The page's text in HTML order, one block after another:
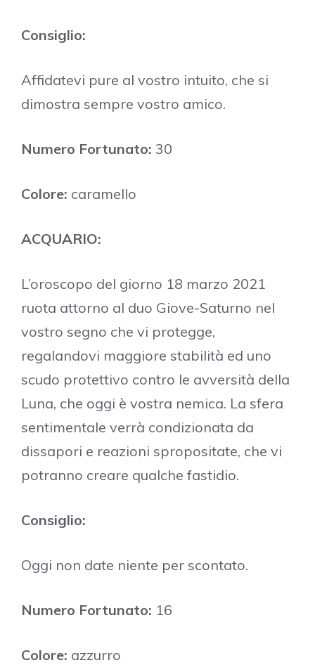
Consiglio:
Affidatevi pure al vostro intuito, che si
dimostra sempre vostro amico.
Numero Fortunato: 30
Colore: caramello
ACQUARIO:
L’oroscopo del giorno 18 marzo 2021
ruota attorno al duo Giove-Saturno nel
vostro segno che vi protegge,
regalandovi maggiore stabilità ed uno
scudo protettivo contro le avversità della
Luna, che oggi è vostra nemica. La sfera
sentimentale verrà condizionata da
dissapori e reazioni spropositate, che vi
potranno creare qualche fastidio.
Consiglio:
Oggi non date niente per scontato.
Numero Fortunato: 16
Colore: azzurro